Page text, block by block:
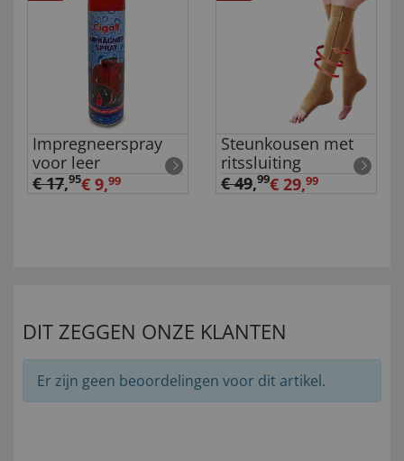
Impregneerspray
voor leer
€ 17,95€ 9,99
Steunkousen met
ritssluiting
€ 49,99€ 29,99
DIT ZEGGEN ONZE KLANTEN
Er zijn geen beoordelingen voor dit artikel.